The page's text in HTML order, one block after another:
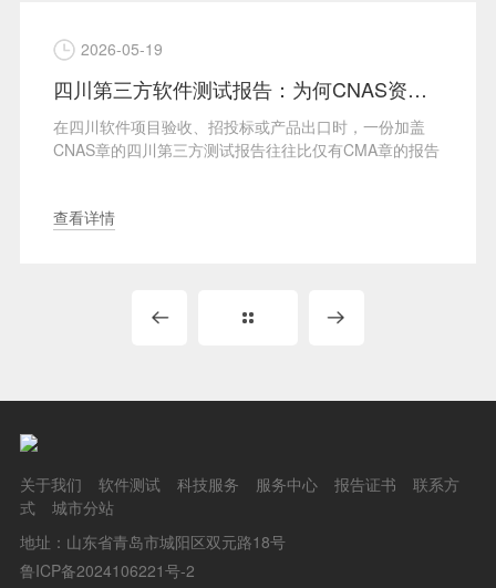
2026-05-19
四川第三方软件测试报告：为何CNAS资质比CMA更具含金量
在四川软件项目验收、招投标或产品出口时，一份加盖
CNAS章的四川第三方测试报告往往比仅有CMA章的报告
查看详情
关于我们 软件测试 科技服务 服务中心 报告证书
联系方
式
城市分站
地址：山东省青岛市城阳区双元路18号
鲁ICP备2024106221号-2